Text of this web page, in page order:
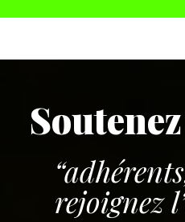
rejoignez